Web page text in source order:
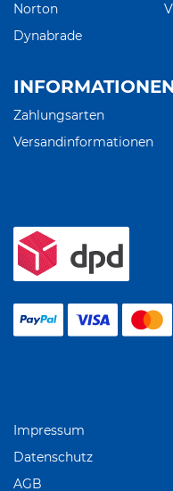
Norton
Dynabrade
Zahlungsarten
Versandinformationen
Impressum
Datenschutz
AGB